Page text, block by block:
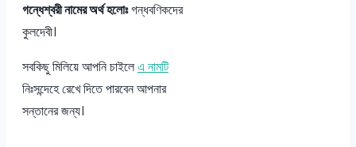
গন্ধেশ্বরী নামের অর্থ হলোঃগন্ধবণিকদের
কুলদেবী।
সবকিছু মিলিয়ে আপনি চাইলেএ নামটি
নিঃসন্দেহে রেখে দিতে পারবেন আপনার
সন্তানের জন্য।